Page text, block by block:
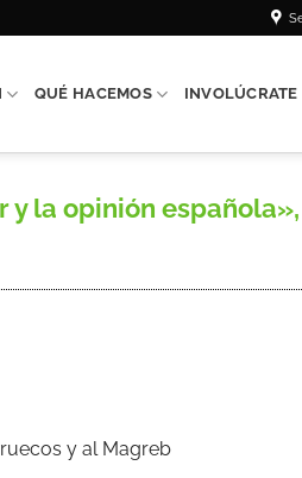
QUÉ HACEMOS INVOLÚCRATE
y la opinión
y al Magreb